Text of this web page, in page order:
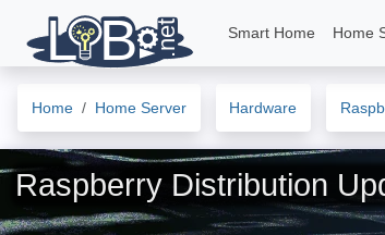
Smart Home Home
Home Home Server Hardware
Raspberry Distribution